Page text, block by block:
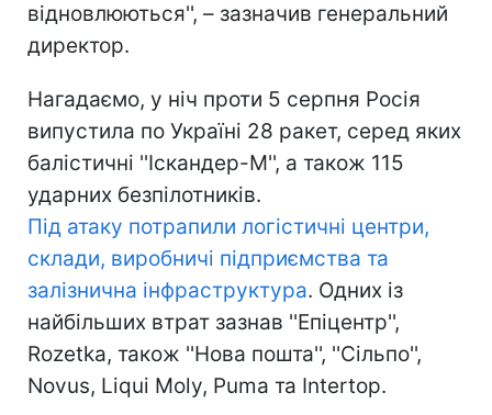
відновлюються'', – зазначив генеральний
директор.
Нагадаємо, у ніч проти 5 серпня Росія
випустила по Україні 28 ракет, серед яких
балістичні ''Іскандер-М'', а також 115
ударних безпілотників.
Під атаку потрапили логістичні центри,
склади, виробничі підприємства та
залізнична інфраструктура. Одних із
найбільших втрат зазнав ''Епіцентр'',
Rozetka, також ''Нова пошта'', ''Сільпо'',
Novus, Liqui Moly, Puma та Intertop.